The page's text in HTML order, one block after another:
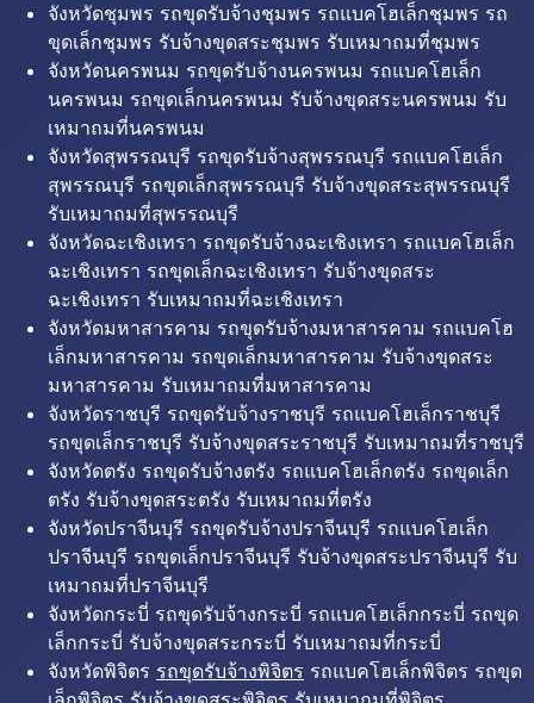
จังหวัดชุมพร รถขุดรับจ้างชุมพร รถแบคโฮเล็กชุมพร รถ
ขุดเล็กชุมพร รับจ้างขุดสระชุมพร รับเหมาถมที่ชุมพร
จังหวัดนครพนม รถขุดรับจ้างนครพนม รถแบคโฮเล็ก
นครพนม รถขุดเล็กนครพนม รับจ้างขุดสระนครพนม รับ
เหมาถมที่นครพนม
จังหวัดสุพรรณบุรี รถขุดรับจ้างสุพรรณบุรี รถแบคโฮเล็ก
สุพรรณบุรี รถขุดเล็กสุพรรณบุรี รับจ้างขุดสระสุพรรณบุรี
รับเหมาถมที่สุพรรณบุรี
จังหวัดฉะเชิงเทรา รถขุดรับจ้างฉะเชิงเทรา รถแบคโฮเล็ก
ฉะเชิงเทรา รถขุดเล็กฉะเชิงเทรา รับจ้างขุดสระ
ฉะเชิงเทรา รับเหมาถมที่ฉะเชิงเทรา
จังหวัดมหาสารคาม รถขุดรับจ้างมหาสารคาม รถแบคโฮ
เล็กมหาสารคาม รถขุดเล็กมหาสารคาม รับจ้างขุดสระ
มหาสารคาม รับเหมาถมที่มหาสารคาม
จังหวัดราชบุรี รถขุดรับจ้างราชบุรี รถแบคโฮเล็กราชบุรี
รถขุดเล็กราชบุรี รับจ้างขุดสระราชบุรี รับเหมาถมที่ราชบุรี
จังหวัดตรัง รถขุดรับจ้างตรัง รถแบคโฮเล็กตรัง รถขุดเล็ก
ตรัง รับจ้างขุดสระตรัง รับเหมาถมที่ตรัง
จังหวัดปราจีนบุรี รถขุดรับจ้างปราจีนบุรี รถแบคโฮเล็ก
ปราจีนบุรี รถขุดเล็กปราจีนบุรี รับจ้างขุดสระปราจีนบุรี รับ
เหมาถมที่ปราจีนบุรี
จังหวัดกระบี่ รถขุดรับจ้างกระบี่ รถแบคโฮเล็กกระบี่ รถขุด
เล็กกระบี่ รับจ้างขุดสระกระบี่ รับเหมาถมที่กระบี่
จังหวัดพิจิตร รถขุดรับจ้างพิจิตร รถแบคโฮเล็กพิจิตร รถขุด